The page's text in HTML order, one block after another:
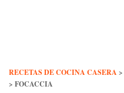
RECETAS DE COCINA CASERA >
> FOCACCIA